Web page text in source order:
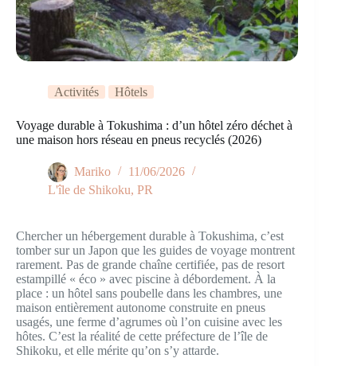
Activités Hôtels
Voyage durable à Tokushima : d’un hôtel zéro déchet à
une maison hors réseau en pneus recyclés (2026)
Mariko
11/06/2026
L'île de Shikoku, PR
Chercher un hébergement durable à Tokushima, c’est
tomber sur un Japon que les guides de voyage montrent
rarement. Pas de grande chaîne certifiée, pas de resort
estampillé « éco » avec piscine à débordement. À la
place : un hôtel sans poubelle dans les chambres, une
maison entièrement autonome construite en pneus
usagés, une ferme d’agrumes où l’on cuisine avec les
hôtes. C’est la réalité de cette préfecture de l’île de
Shikoku, et elle mérite qu’on s’y attarde.